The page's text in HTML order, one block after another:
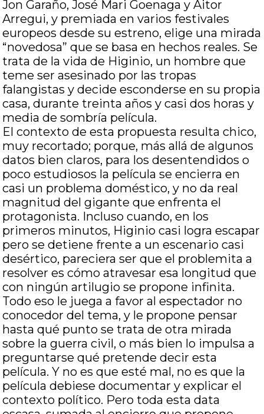
Jon Garaño, José Mari Goenaga y Aitor
Arregui, y premiada en varios festivales
europeos desde su estreno, elige una mirada
“novedosa” que se basa en hechos reales. Se
trata de la vida de Higinio, un hombre que
teme ser asesinado por las tropas
falangistas y decide esconderse en su propia
casa, durante treinta años y casi dos horas y
media de sombría película.
El contexto de esta propuesta resulta chico,
muy recortado; porque, más allá de algunos
datos bien claros, para los desentendidos o
poco estudiosos la película se encierra en
casi un problema doméstico, y no da real
magnitud del gigante que enfrenta el
protagonista. Incluso cuando, en los
primeros minutos, Higinio casi logra escapar
pero se detiene frente a un escenario casi
desértico, pareciera ser que el problemita a
resolver es cómo atravesar esa longitud que
con ningún artilugio se propone infinita.
Todo eso le juega a favor al espectador no
conocedor del tema, y le propone pensar
hasta qué punto se trata de otra mirada
sobre la guerra civil, o más bien lo impulsa a
preguntarse qué pretende decir esta
película. Y no es que esté mal, no es que la
película debiese documentar y explicar el
contexto político. Pero toda esta data